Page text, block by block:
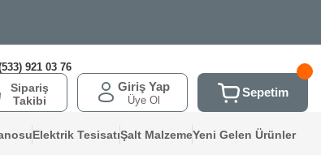
921 03 76
Sipariş
Takibi
Giriş Yap
Üye Ol
Sepetim
Elektrik TesisatıŞalt MalzemeYeni Gelen Ürünler